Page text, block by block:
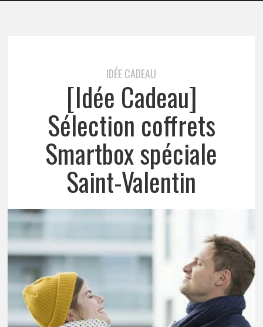
IDÉE CADEAU
[Idée Cadeau]
Sélection coffrets
Smartbox spéciale
Saint-Valentin